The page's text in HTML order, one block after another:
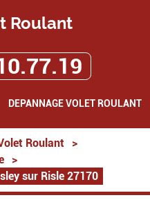
Roulant
DEPANNAGE VOLET ROULANT
Roulant
>
>
sur Risle 27170